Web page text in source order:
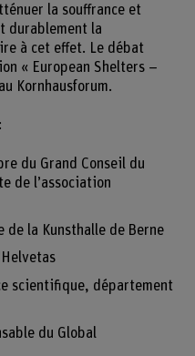
la souffrance et
durablement la
à cet effet. Le débat
« European Shelters –
Kornhausforum.
du Grand Conseil du
de l’association
la Kunsthalle de Berne
scientifique, département
du Global